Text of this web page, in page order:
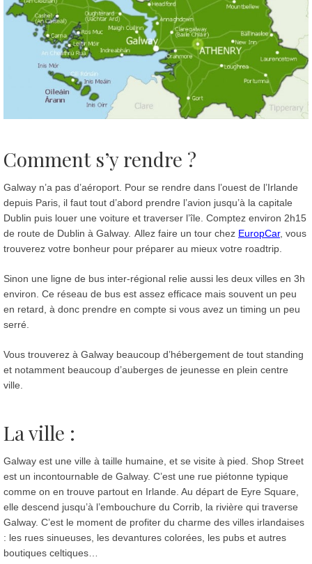
Comment s’y rendre ?
Galway n’a pas d’aéroport. Pour se rendre dans l’ouest de l’Irlande
depuis Paris, il faut tout d’abord prendre l’avion jusqu’à la capitale
Dublin puis louer une voiture et traverser l’île. Comptez environ 2h15
de route de Dublin à Galway. Allez faire un tour chez EuropCar, vous
trouverez votre bonheur pour préparer au mieux votre roadtrip.
Sinon une ligne de bus inter-régional relie aussi les deux villes en 3h
environ. Ce réseau de bus est assez efficace mais souvent un peu
en retard, à donc prendre en compte si vous avez un timing un peu
serré.
Vous trouverez à Galway beaucoup d’hébergement de tout standing
et notamment beaucoup d’auberges de jeunesse en plein centre
ville.
La ville :
Galway est une ville à taille humaine, et se visite à pied. Shop Street
est un incontournable de Galway. C’est une rue piétonne typique
comme on en trouve partout en Irlande. Au départ de Eyre Square,
elle descend jusqu’à l’embouchure du Corrib, la rivière qui traverse
Galway. C’est le moment de profiter du charme des villes irlandaises
: les rues sinueuses, les devantures colorées, les pubs et autres
boutiques celtiques…